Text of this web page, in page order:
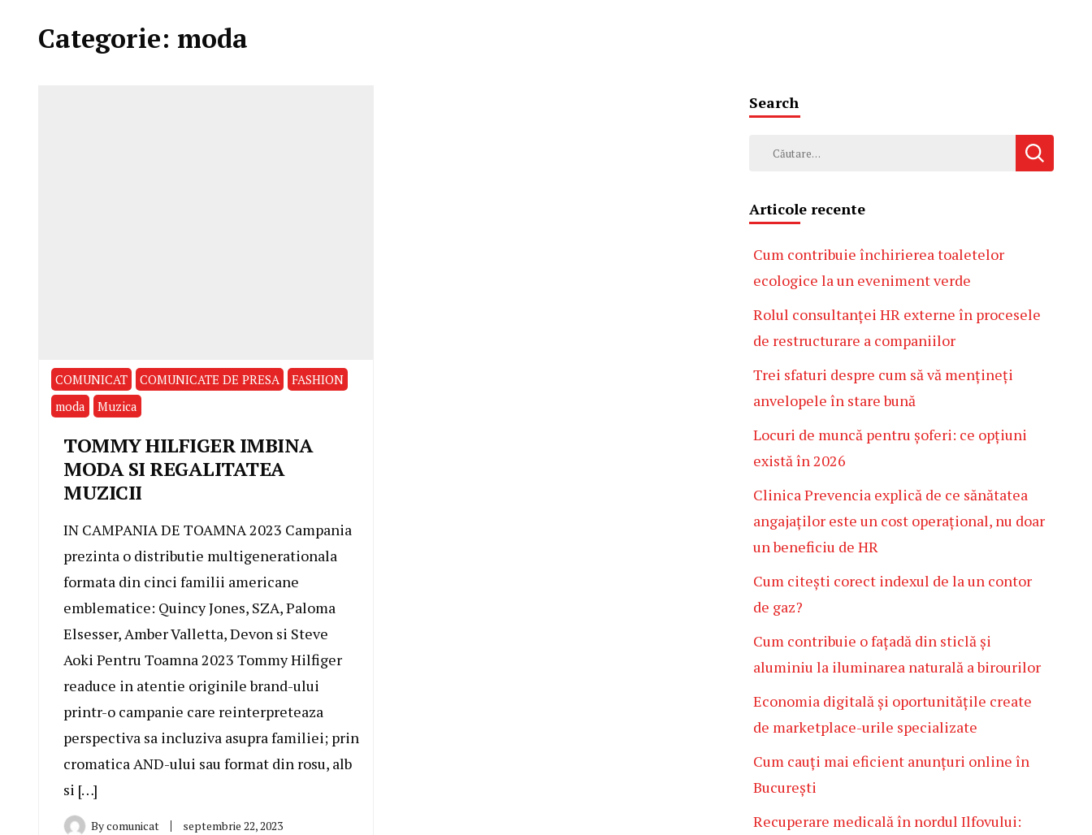
Categorie: moda
COMUNICAT COMUNICATE DE PRESA
FASHION
moda
Muzica
TOMMY HILFIGER IMBINA
MODA SI REGALITATEA
MUZICII
IN CAMPANIA DE TOAMNA 2023 Campania
prezinta o distributie multigenerationala
formata din cinci familii americane
emblematice: Quincy Jones, SZA, Paloma
Elsesser, Amber Valletta, Devon si Steve
Aoki Pentru Toamna 2023 Tommy Hilfiger
readuce in atentie originile brand-ului
printr-o campanie care reinterpreteaza
perspectiva sa incluziva asupra familiei; prin
cromatica AND-ului sau format din rosu, alb
si […]
Bycomunicat septembrie 22, 2023
Search
Caută
Articole recente
Cum contribuie închirierea toaletelor
ecologice la un eveniment verde
Rolul consultanței HR externe în procesele
de restructurare a companiilor
Trei sfaturi despre cum să vă mențineți
anvelopele în stare bună
Locuri de muncă pentru șoferi: ce opțiuni
există în 2026
Clinica Prevencia explică de ce sănătatea
angajaților este un cost operațional, nu doar
un beneficiu de HR
Cum citești corect indexul de la un contor
de gaz?
Cum contribuie o fațadă din sticlă și
aluminiu la iluminarea naturală a birourilor
Economia digitală și oportunitățile create
de marketplace-urile specializate
Cum cauți mai eficient anunțuri online în
București
Recuperare medicală în nordul Ilfovului: